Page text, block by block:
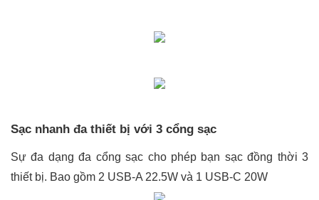
Sạc nhanh đa thiết bị với 3 cổng sạc
Sự đa dạng đa cổng sạc cho phép bạn sạc đồng thời 3
thiết bị. Bao gồm 2 USB-A 22.5W và 1 USB-C 20W